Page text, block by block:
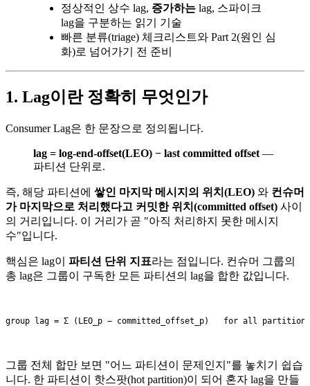
정상적인 상수 lag, 증가하는 lag, 스파이크
lag을 구분하는 읽기 기술
빠른 분류(triage) 체크리스트와 Part 2(원인 심
화)로 넘어가기 전 준비
1. Lag이란 정확히 무엇인가
Consumer Lag은 한 문장으로 정의됩니다.
lag = log-end-offset(LEO) − last committed offset —
파티션 단위로.
즉, 해당 파티션에 쌓인 마지막 메시지의 위치(LEO) 와 컨슈머
가 마지막으로 처리했다고 커밋한 위치(committed offset) 사이
의 거리입니다. 이 거리가 곧 "아직 처리하지 못한 메시지
수"입니다.
핵심은 lag이 파티션 단위 지표라는 점입니다. 컨슈머 그룹의
총 lag은 그룹이 구독한 모든 파티션의 lag을 합한 값입니다.
그룹 전체 합만 보면 "어느 파티션이 문제인지"를 놓치기 쉽습
니다. 한 파티션이 핫스팟(hot partition)이 되어 혼자 lag을 만들